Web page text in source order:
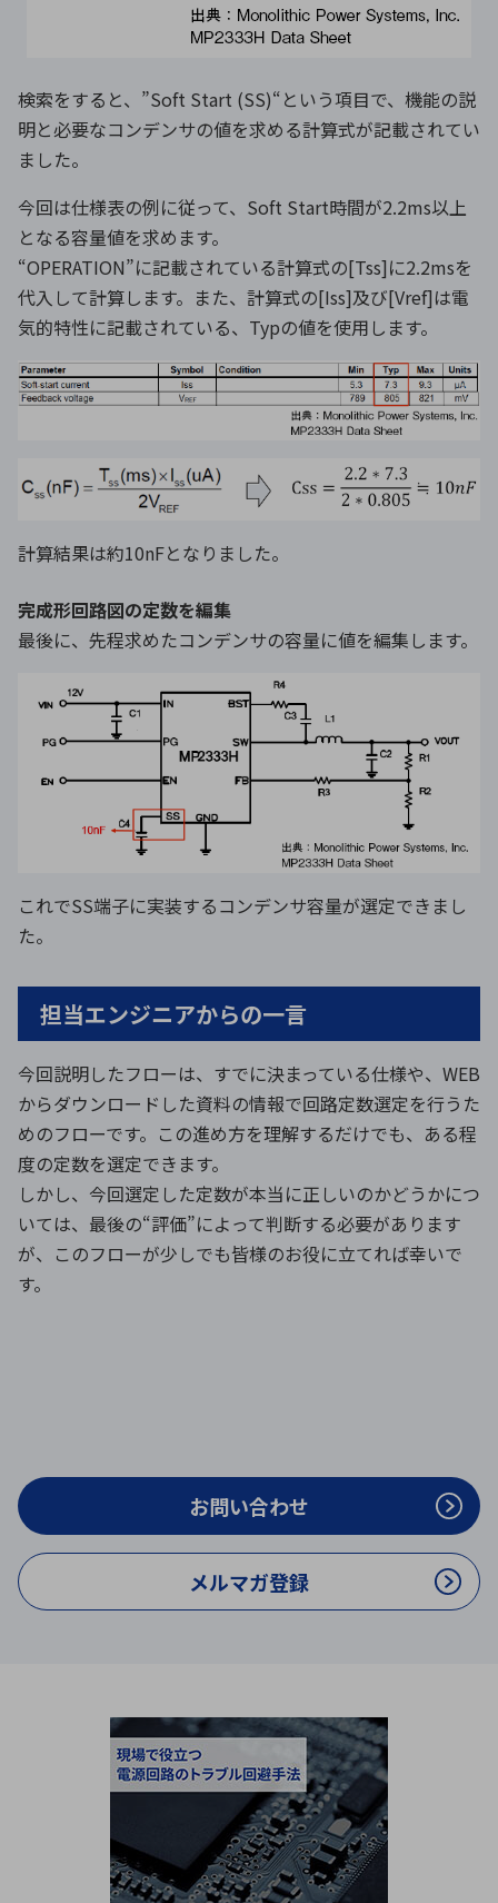
検索をすると、”Soft Start (SS)“という項目で、機能の説
明と必要なコンデンサの値を求める計算式が記載されてい
ました。
今回は仕様表の例に従って、Soft Start時間が2.2ms以上
となる容量値を求めます。
“OPERATION”に記載されている計算式の[Tss]に2.2msを
代入して計算します。また、計算式の[Iss]及び[Vref]は電
気的特性に記載されている、Typの値を使用します。
計算結果は約10nFとなりました。
完成形回路図の定数を編集
最後に、先程求めたコンデンサの容量に値を編集します。
これでSS端子に実装するコンデンサ容量が選定できまし
た。
担当エンジニアからの一言
今回説明したフローは、すでに決まっている仕様や、WEB
からダウンロードした資料の情報で回路定数選定を行うた
めのフローです。この進め方を理解するだけでも、ある程
度の定数を選定できます。
しかし、今回選定した定数が本当に正しいのかどうかにつ
いては、最後の“評価”によって判断する必要があります
が、このフローが少しでも皆様のお役に立てれば幸いで
す。
お問い合わせ
メルマガ登録